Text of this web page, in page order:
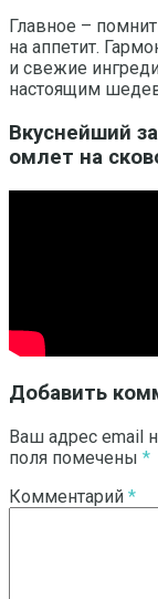
Главное –
на аппетит.
и свежие
настоящим
Вкуснейший
омлет на
Добавить
Ваш адрес email
поля помечены *
Комментарий *